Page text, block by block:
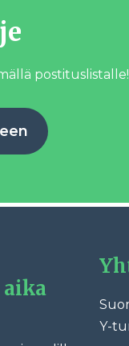
postituslistalle!
Y-